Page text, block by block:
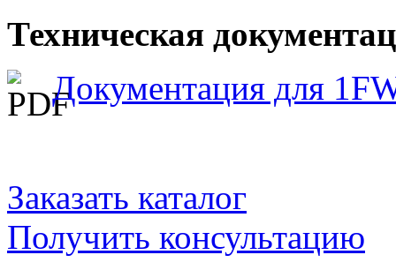
Техническая
Документация для
Заказать каталог
Получить консультацию